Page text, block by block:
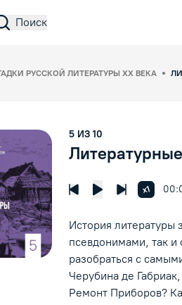
Поиск
РУССКОЙ ЛИТЕРАТУРЫ ХХ ВЕКА
5 ИЗ 10
Предыдущая лекция
Следующая
x1
История литературы
псевдонимами, так
разобраться с
Черубина де
Ремонт Приборов?